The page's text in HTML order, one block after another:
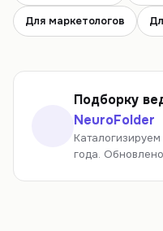
Для маркетологов
Подборку
NeuroFolder
года.